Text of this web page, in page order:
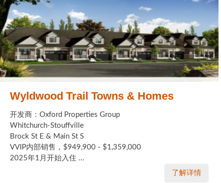
Wyldwood Trail Towns & Homes
开发商：Oxford Properties Group
Whitchurch-Stouffville
Brock St E & Main St S
VVIP内部销售，$949,900 - $1,359,000
2025年1月开始入住 ...
了解详情